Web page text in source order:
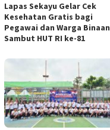
Lapas Sekayu Gelar Cek
Kesehatan Gratis bagi
Pegawai dan Warga Binaan
Sambut HUT RI ke-81